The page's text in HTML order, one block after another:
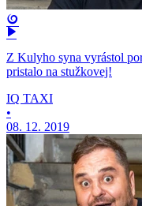
Z Kulyho syna vyrástol
pristalo na stužkovej!
IQ TAXI
•
08. 12. 2019